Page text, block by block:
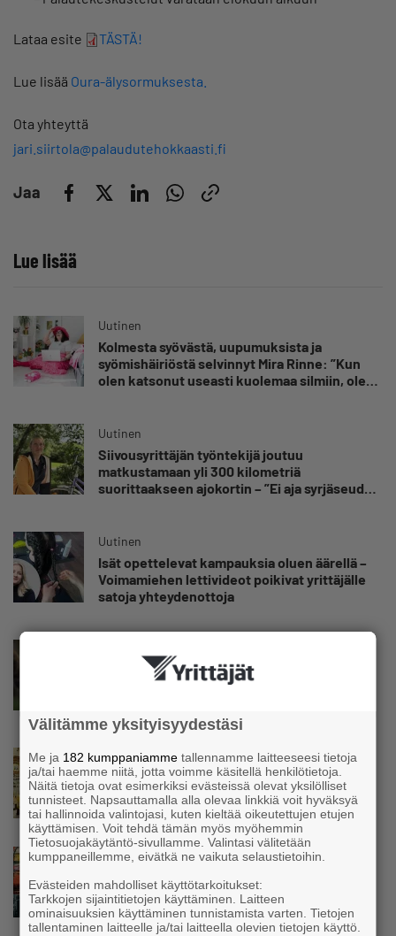
Lataa esite TÄSTÄ!
Lue lisää Oura-älysormuksesta.
Ota yhteyttä
jari.siirtola@palaudutehokkaasti.fi
Jaa
Lue lisää
Uutinen
Kolmesta syövästä, uupumuksista ja
syömishäiriöstä selvinnyt Mira Rinne: ”Kun
olen katsonut useasti kuolemaa silmiin, olen
Uutinen
Siivousyrittäjän työntekijä joutuu
matkustamaan yli 300 kilometriä
suorittaakseen ajokortin – ”Ei aja syrjäseudun
Uutinen
Isät opettelevat kampauksia oluen äärellä –
Voimamiehen lettivideot poikivat yrittäjälle
satoja yhteydenottoja
Koneyrittäjät: Lainsäädännössä ”villisian
mentävä porsaanreikä” – ”Rajoitusten
yrittäjän harteille”
Uutinen
Yrittäjien Mikael Pentikäiseltä YEL-varoitus
hallitukselle: ”Voi tulla ikävä yllätys”
Uutinen
Matti Korvela on yrittäjänä harvinaisuus:
”Asiakkainani on eturivin muusikoita niin
Euroopasta kuin Yhdysvalloistakin”
Välitämme yksityisyydestäsi
Me ja 182 kumppaniamme tallennamme laitteeseesi tietoja
ja/tai haemme niitä, jotta voimme käsitellä henkilötietoja.
Näitä tietoja ovat esimerkiksi evästeissä olevat yksilölliset
tunnisteet. Napsauttamalla alla olevaa linkkiä voit hyväksyä
tai hallinnoida valintojasi, kuten kieltää oikeutettujen etujen
käyttämisen. Voit tehdä tämän myös myöhemmin
Tietosuojakäytäntö-sivullamme. Valintasi välitetään
kumppaneillemme, eivätkä ne vaikuta selaustietoihin.
Evästeiden mahdolliset käyttötarkoitukset:
Tarkkojen sijaintitietojen käyttäminen. Laitteen
ominaisuuksien käyttäminen tunnistamista varten. Tietojen
tallentaminen laitteelle ja/tai laitteella olevien tietojen käyttö.